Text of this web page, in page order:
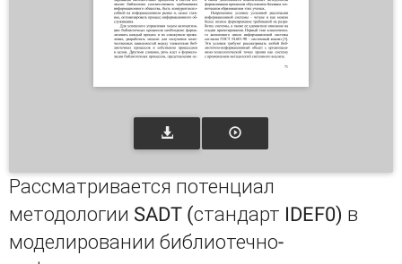
Рассматривается потенциал
методологии SADT (стандарт IDEF0) в
моделировании библиотечно-